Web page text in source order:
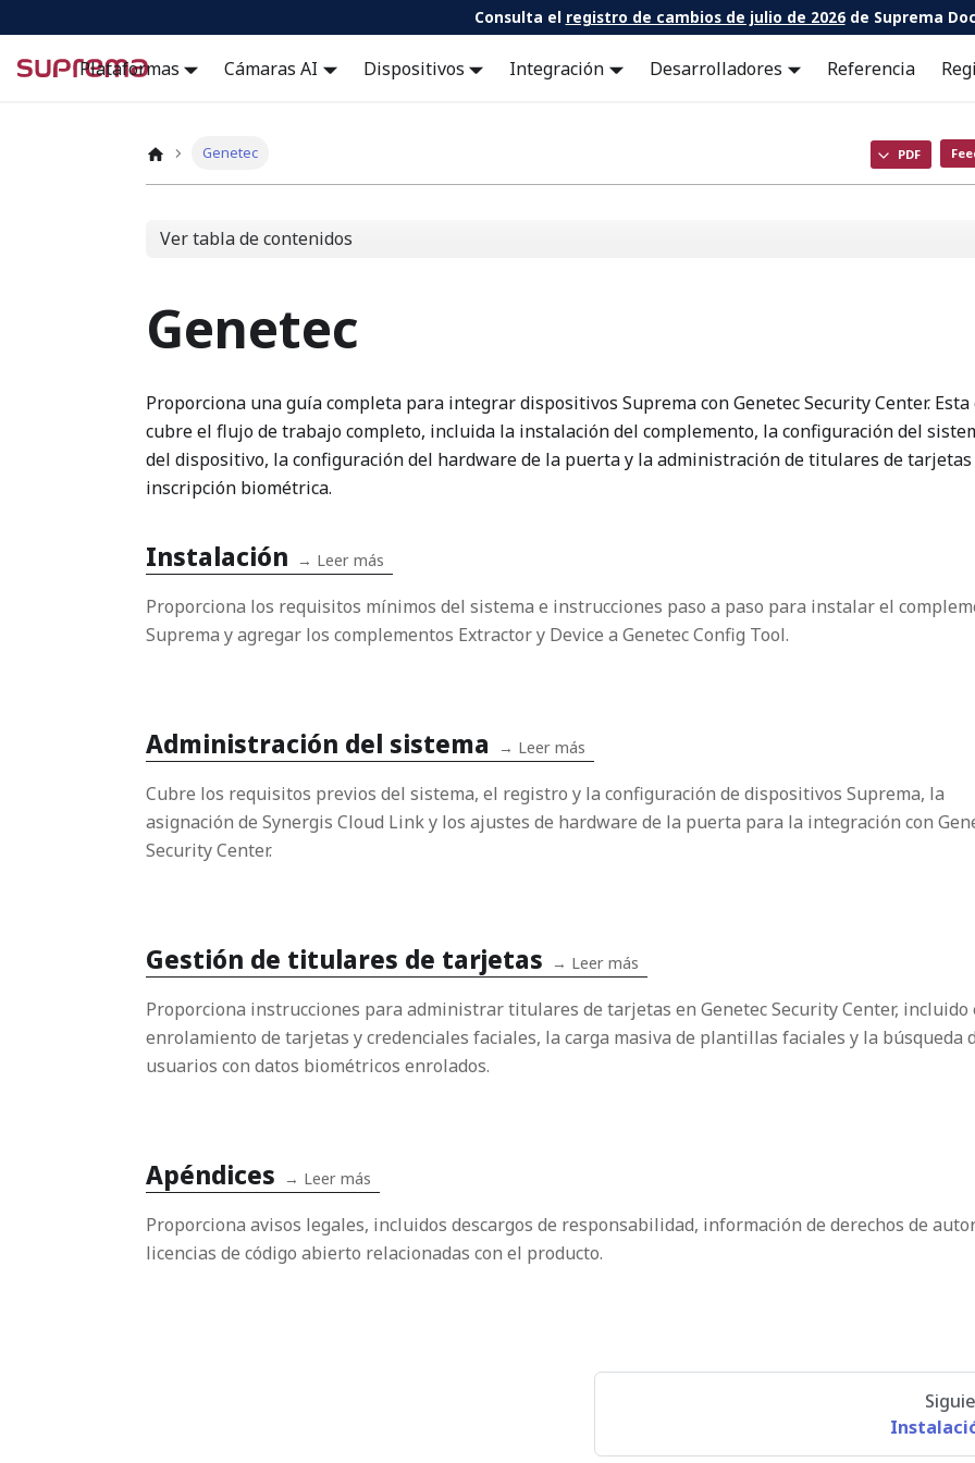
Consulta el registro de cambios de julio de 2026de Suprema
Docs
Plataformas Cámaras AI Dispositivos Integración Desarrolladores Referencia
Genetec PDF
Ver tabla de contenidos
Genetec
Proporciona una guía completa para integrar dispositivos Suprema con Genetec Security Center.
cubre el flujo de trabajo completo, incluida la instalación del complemento, la configuración del
del dispositivo, la configuración del hardware de la puerta y la administración de titulares de tarjetas
inscripción biométrica.
Instalación → Leer más
Proporciona los requisitos mínimos del sistema e instrucciones paso a paso para instalar el
Suprema y agregar los complementos Extractor y Device a Genetec Config Tool.
Administración del sistema → Leer más
Cubre los requisitos previos del sistema, el registro y la configuración de dispositivos Suprema, la
asignación de Synergis Cloud Link y los ajustes de hardware de la puerta para la integración con
Security Center.
Gestión de titulares de tarjetas → Leer más
Proporciona instrucciones para administrar titulares de tarjetas en Genetec Security Center, incluido
enrolamiento de tarjetas y credenciales faciales, la carga masiva de plantillas faciales y la búsqueda
usuarios con datos biométricos enrolados.
Apéndices → Leer más
Proporciona avisos legales, incluidos descargos de responsabilidad, información de derechos de
licencias de código abierto relacionadas con el producto.